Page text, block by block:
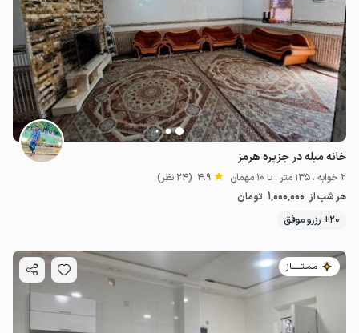
خانه مبله در جزیره هرمز
2 خوابه . 135 متر . تا 10 مهمان 4.9 (24 نظر)
هر شب از 1٬000٬000 تومان
20+ رزرو موفق
مـمـتــــــاز